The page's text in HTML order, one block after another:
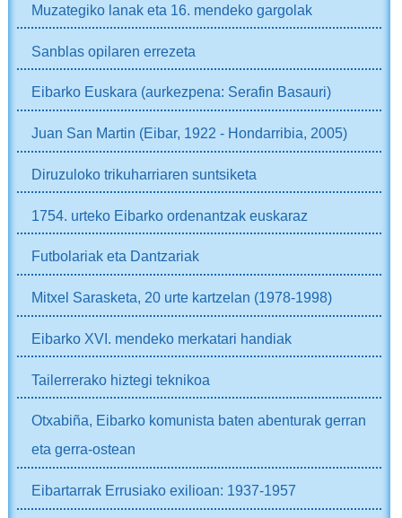
Muzategiko lanak eta 16. mendeko gargolak
Sanblas opilaren errezeta
Eibarko Euskara (aurkezpena: Serafin Basauri)
Juan San Martin (Eibar, 1922 - Hondarribia, 2005)
Diruzuloko trikuharriaren suntsiketa
1754. urteko Eibarko ordenantzak euskaraz
Futbolariak eta Dantzariak
Mitxel Sarasketa, 20 urte kartzelan (1978-1998)
Eibarko XVI. mendeko merkatari handiak
Tailerrerako hiztegi teknikoa
Otxabiña, Eibarko komunista baten abenturak gerran
eta gerra-ostean
Eibartarrak Errusiako exilioan: 1937-1957